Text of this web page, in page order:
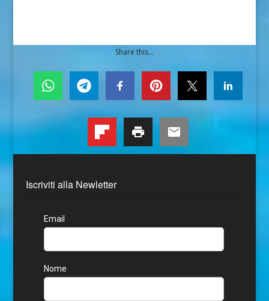
Share this...
Iscriviti alla Newletter